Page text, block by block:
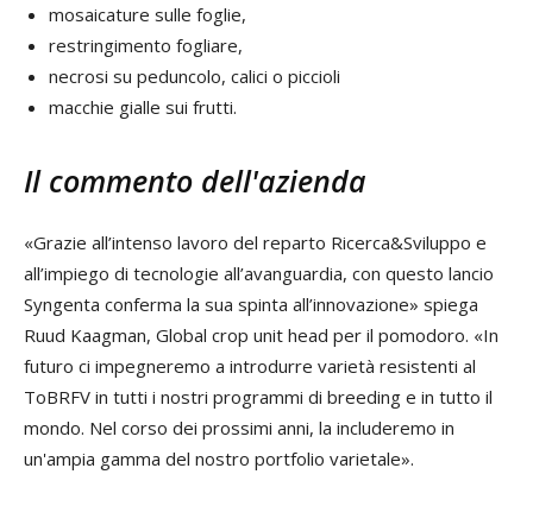
mosaicature sulle foglie,
restringimento fogliare,
necrosi su peduncolo, calici o piccioli
macchie gialle sui frutti.
Il commento dell'azienda
«Grazie all’intenso lavoro del reparto Ricerca&Sviluppo e
all’impiego di tecnologie all’avanguardia, con questo lancio
Syngenta conferma la sua spinta all’innovazione» spiega
Ruud Kaagman, Global crop unit head per il pomodoro. «In
futuro ci impegneremo a introdurre varietà resistenti al
ToBRFV in tutti i nostri programmi di breeding e in tutto il
mondo. Nel corso dei prossimi anni, la includeremo in
un'ampia gamma del nostro portfolio varietale».